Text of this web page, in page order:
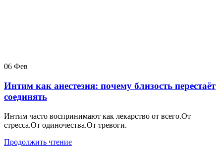
06 Фев
Интим как анестезия: почему близость перестаёт
соединять
Интим часто воспринимают как лекарство от всего.От
стресса.От одиночества.От тревоги.
Продолжить чтение